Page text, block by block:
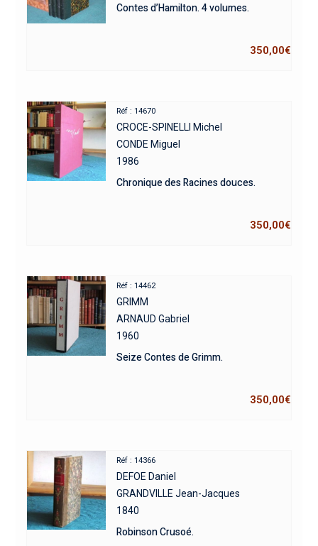
Contes d’Hamilton. 4 volumes.
350,00€
Réf : 14670
CROCE-SPINELLI Michel
CONDE Miguel
1986
Chronique des Racines douces.
350,00€
Réf : 14462
GRIMM
ARNAUD Gabriel
1960
Seize Contes de Grimm.
350,00€
Réf : 14366
DEFOE Daniel
GRANDVILLE Jean-Jacques
1840
Robinson Crusoé.